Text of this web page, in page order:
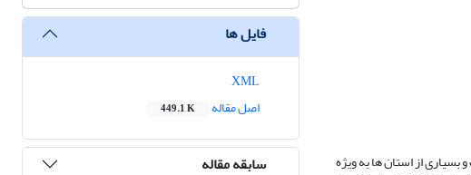
از استان ها به ویژه
فایل ها
اصل مقاله
449.1 K
سابقه مقاله